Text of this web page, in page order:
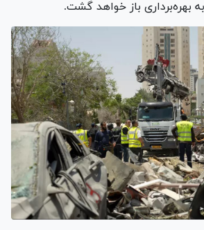
بهره‌برداری باز خواهد گشت.